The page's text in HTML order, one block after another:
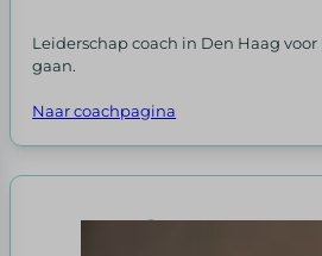
Leiderschap coach in Den Haag
gaan.
Naar coachpagina